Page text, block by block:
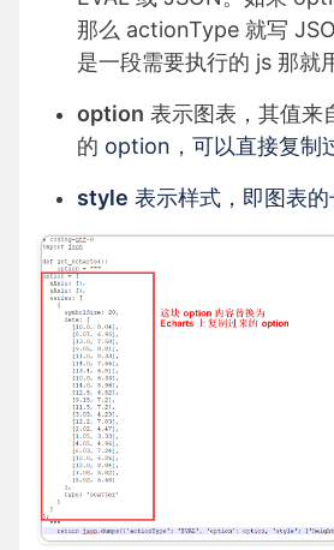
那么 actionType 就写
是一段需要执行的 js 那就
option 表示图表，其值来
的 option，可以直接复制
style 表示样式，即图表的